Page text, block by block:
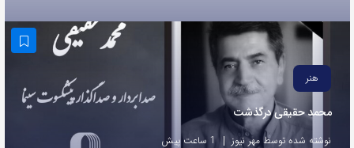
این
صفحه
دوستان
خود
هنر
محمد حقیقی درگذشت
نوشته شده توسط مهر نیوز 1 ساعت پیش